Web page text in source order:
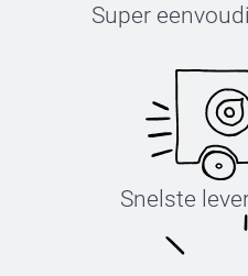
Super
Snelste